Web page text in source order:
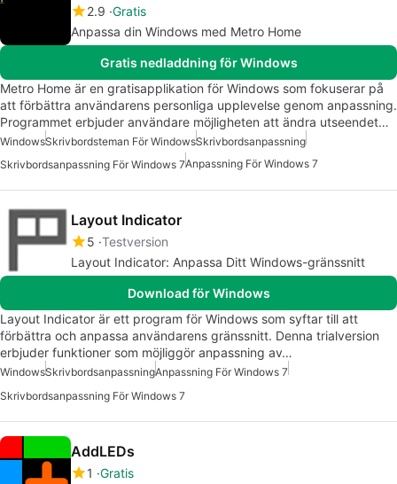
2.9 Gratis
Anpassa din Windows med Metro Home
Gratis nedladdning för Windows
Metro Home är en gratisapplikation för Windows som fokuserar på
att förbättra användarens personliga upplevelse genom anpassning.
Programmet erbjuder användare möjligheten att ändra utseendet…
WindowsSkrivbordsteman För WindowsSkrivbordsanpassning
Skrivbordsanpassning För Windows 7Anpassning För Windows 7
Layout Indicator
5 Testversion
Layout Indicator: Anpassa Ditt Windows-gränssnitt
Download för Windows
Layout Indicator är ett program för Windows som syftar till att
förbättra och anpassa användarens gränssnitt. Denna trialversion
erbjuder funktioner som möjliggör anpassning av…
WindowsSkrivbordsanpassningAnpassning För Windows 7
Skrivbordsanpassning För Windows 7
AddLEDs
1 Gratis